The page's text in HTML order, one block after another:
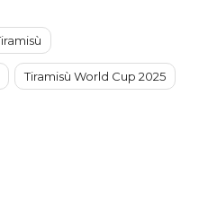
Tiramisù World Cup 2025